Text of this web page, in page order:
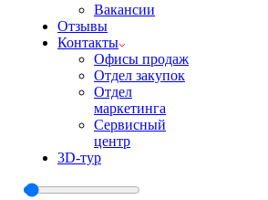
Вакансии
Отзывы
Контакты
Офисы продаж
Отдел закупок
Отдел
маркетинга
Сервисный
центр
3D-тур